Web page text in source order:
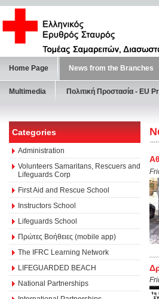
Home Page News from the Branches
Multimedia Πολιτική Προστασία - ΕU
Categories
Administration
Volunteers Samaritans, Rescuers and
Lifeguards Corp
First Aid and Rescue School
Instructors School
Lifeguards School
Πρώτες Βοήθειες (mobile app)
The IFRC Learning Network
LIFEGUARDED BEACH
National Partnerships